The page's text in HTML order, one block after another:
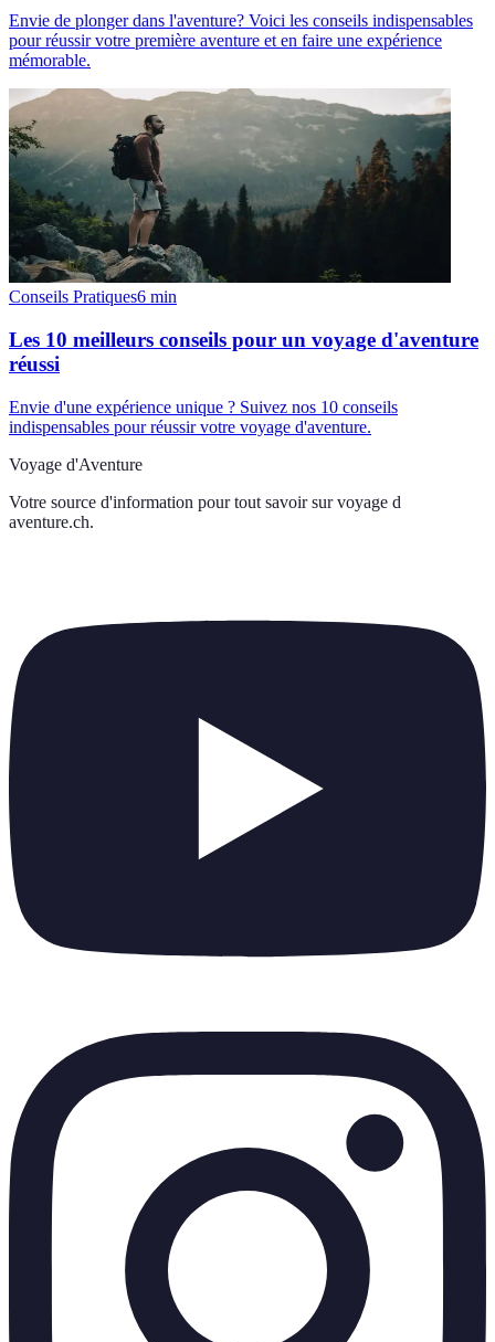
Envie de plonger dans l'aventure? Voici les conseils indispensables
pour réussir votre première aventure et en faire une expérience
mémorable.
Conseils Pratiques6 min
Les 10 meilleurs conseils pour un voyage d'aventure
réussi
Envie d'une expérience unique ? Suivez nos 10 conseils
indispensables pour réussir votre voyage d'aventure.
Voyage d'Aventure
Votre source d'information pour tout savoir sur voyage d
aventure.ch.